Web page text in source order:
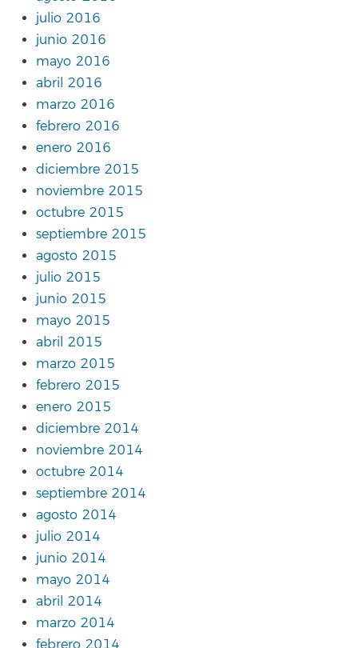
julio 2016
junio 2016
mayo 2016
abril 2016
marzo 2016
febrero 2016
enero 2016
diciembre 2015
noviembre 2015
octubre 2015
septiembre 2015
agosto 2015
julio 2015
junio 2015
mayo 2015
abril 2015
marzo 2015
febrero 2015
enero 2015
diciembre 2014
noviembre 2014
octubre 2014
septiembre 2014
agosto 2014
julio 2014
junio 2014
mayo 2014
abril 2014
marzo 2014
febrero 2014